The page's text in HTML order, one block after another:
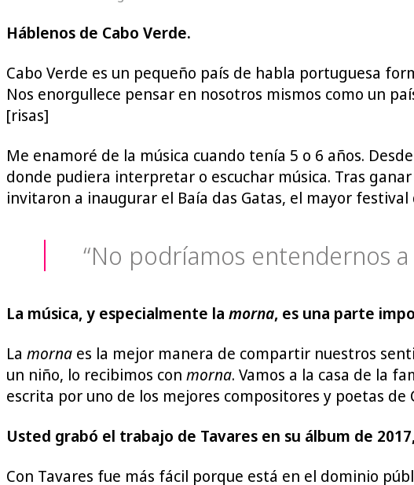
Háblenos de Cabo Verde.
Cabo Verde es un pequeño país de habla portuguesa
Nos enorgullece pensar en nosotros mismos como un
[risas]
Me enamoré de la música cuando tenía 5 o 6 años.
donde pudiera interpretar o escuchar música. Tras
invitaron a inaugurar el Baía das Gatas, el mayor festival
“No podríamos entendernos
La música, y especialmente la morna, es una parte
La morna es la mejor manera de compartir nuestros
un niño, lo recibimos con morna. Vamos a la casa de la
escrita por uno de los mejores compositores y poetas de
Usted grabó el trabajo de Tavares en su álbum de 2017,
Con Tavares fue más fácil porque está en el dominio